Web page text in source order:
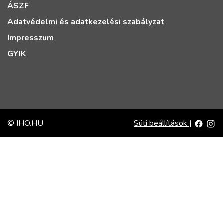
ÁSZF
Adatvédelmi és adatkezelési szabályzat
Impresszum
GYIK
© IHO.HU Süti beállítások |